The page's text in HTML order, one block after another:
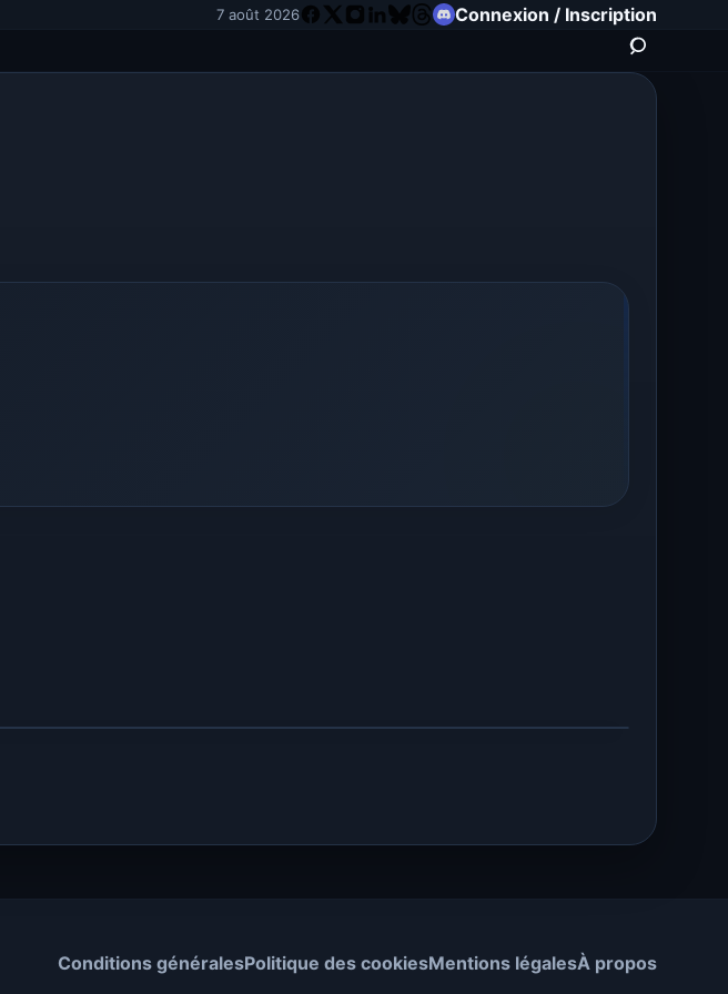
7 août 2026 Connexion / Inscription
Conditions généralesPolitique des cookiesMentions légalesÀ propos